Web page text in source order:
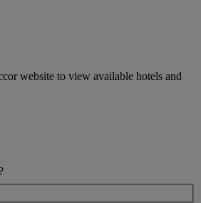
website to view available hotels and